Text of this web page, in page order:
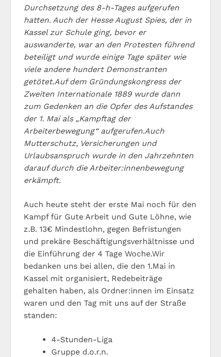
Durchsetzung des 8-h-Tages aufgerufen
hatten. Auch der Hesse August Spies, der in
Kassel zur Schule ging, bevor er
auswanderte, war an den Protesten führend
beteiligt und wurde einige Tage später wie
viele andere hundert Demonstranten
getötet.Auf dem Gründungskongress der
Zweiten Internationale 1889 wurde dann
zum Gedenken an die Opfer des Aufstandes
der 1. Mai als „Kampftag der
Arbeiterbewegung“ aufgerufen.Auch
Mutterschutz, Versicherungen und
Urlaubsanspruch wurde in den Jahrzehnten
darauf durch die Arbeiter:innenbewegung
erkämpft.
Auch heute steht der erste Mai noch für den
Kampf für Gute Arbeit und Gute Löhne, wie
z.B. 13€ Mindestlohn, gegen Befristungen
und prekäre Beschäftigungsverhältnisse und
die Einführung der 4 Tage Woche.Wir
bedanken uns bei allen, die den 1.Mai in
Kassel mit organisiert, Redebeiträge
gehalten haben, als Ordner:innen im Einsatz
waren und den Tag mit uns auf der Straße
standen:
4-Stunden-Liga
Gruppe d.o.r.n.